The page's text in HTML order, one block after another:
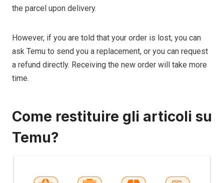
the parcel upon delivery.
However, if you are told that your order is lost, you can
ask Temu to send you a replacement, or you can request
a refund directly. Receiving the new order will take more
time.
Come restituire gli articoli su
Temu?